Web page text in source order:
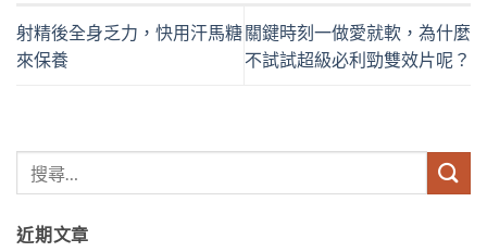
射精後全身乏力，快用汗馬糖
來保養
關鍵時刻一做愛就軟，為什麼
不試試超級必利勁雙效片呢？
近期文章